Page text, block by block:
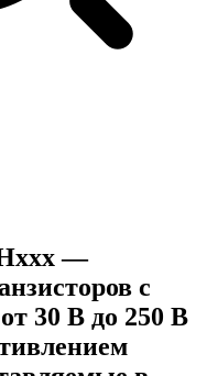
—
с
30 В до 250 В